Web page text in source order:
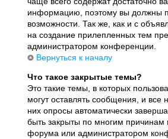
информацию, поэтому вы должны
возможности. Так же, как и с
на создание прилепленных тем
администратором конференции.
Вернуться к началу
Что такое закрытые темы?
Это такие темы, в которых
могут оставлять сообщения, и все
них опросы автоматически
быть закрыты по многим причинам
форума или администратором